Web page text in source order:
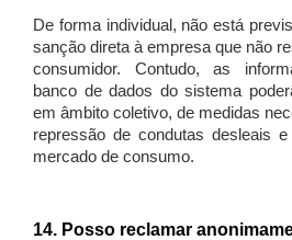
De forma individual, não está
sanção direta à empresa que não
consumidor. Contudo, as
banco de dados do sistema
em âmbito coletivo, de medidas
repressão de condutas desleais
mercado de consumo.
14. Posso reclamar